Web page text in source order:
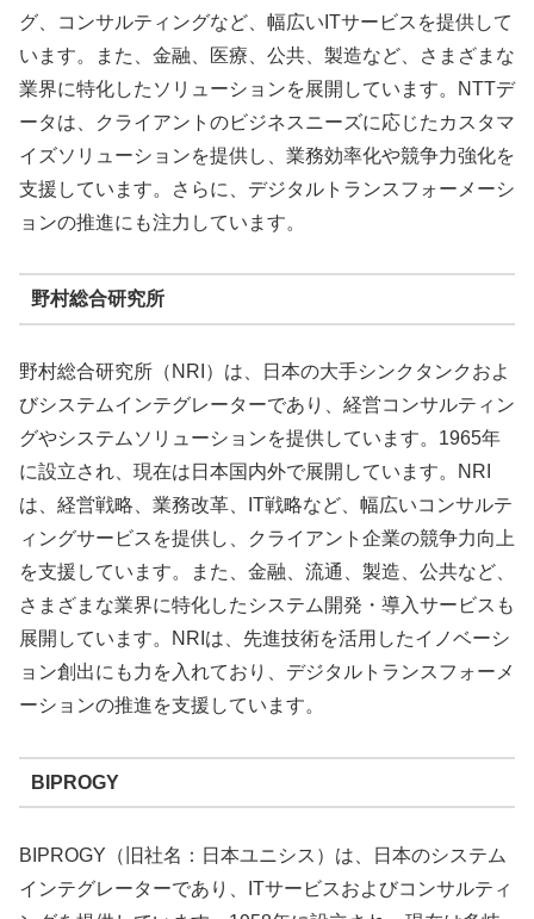
グ、コンサルティングなど、幅広いITサービスを提供して
います。また、金融、医療、公共、製造など、さまざまな
業界に特化したソリューションを展開しています。NTTデ
ータは、クライアントのビジネスニーズに応じたカスタマ
イズソリューションを提供し、業務効率化や競争力強化を
支援しています。さらに、デジタルトランスフォーメーシ
ョンの推進にも注力しています。
野村総合研究所
野村総合研究所（NRI）は、日本の大手シンクタンクおよ
びシステムインテグレーターであり、経営コンサルティン
グやシステムソリューションを提供しています。1965年
に設立され、現在は日本国内外で展開しています。NRI
は、経営戦略、業務改革、IT戦略など、幅広いコンサルテ
ィングサービスを提供し、クライアント企業の競争力向上
を支援しています。また、金融、流通、製造、公共など、
さまざまな業界に特化したシステム開発・導入サービスも
展開しています。NRIは、先進技術を活用したイノベーシ
ョン創出にも力を入れており、デジタルトランスフォーメ
ーションの推進を支援しています。
BIPROGY
BIPROGY（旧社名：日本ユニシス）は、日本のシステム
インテグレーターであり、ITサービスおよびコンサルティ